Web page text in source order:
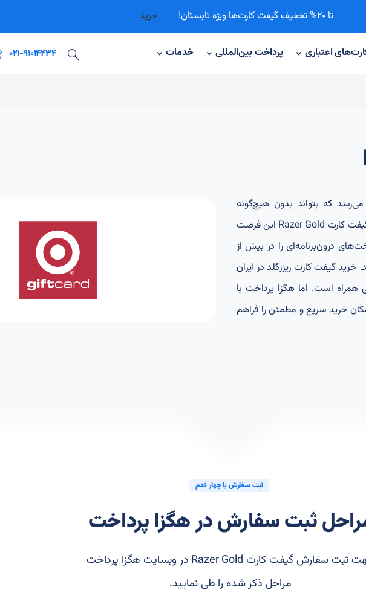
تا 20% تخفیف گیفت کارت‌ها ویژه تابستان! خرید
اعتباری پرداخت‌ بین‌المللی خدمات 021-91014434
که بتواند بدون هیچ‌گونه
محدودیتی خریدهای درون‌برنامه‌ای خود را انجام دهد. گیفت کارت Razer Gold این فرصت
درون‌برنامه‌ای را در بیش از
خرید گیفت کارت ریزرگلد در ایران
است. اما هگزا پرداخت با
خرید سریع و مطمئن را فراهم
ثبت سفارش با چهار قدم
ثبت سفارش در هگزا پرداخت
جهت ثبت سفارش گیفت کارت Razer Gold در وبسایت هگزا پرداخت
مراحل ذکر شده را طی نمایید.